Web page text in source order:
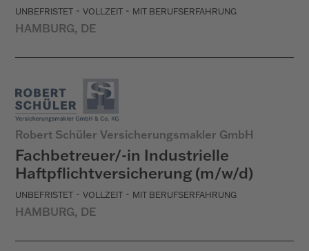
UNBEFRISTET -VOLLZEIT - MIT BERUFSERFAHRUNG
HAMBURG, DE
Robert Schüler Versicherungsmakler GmbH
Fachbetreuer/-in Industrielle
Haftpflichtversicherung (m/w/d)
UNBEFRISTET -VOLLZEIT - MIT BERUFSERFAHRUNG
HAMBURG, DE